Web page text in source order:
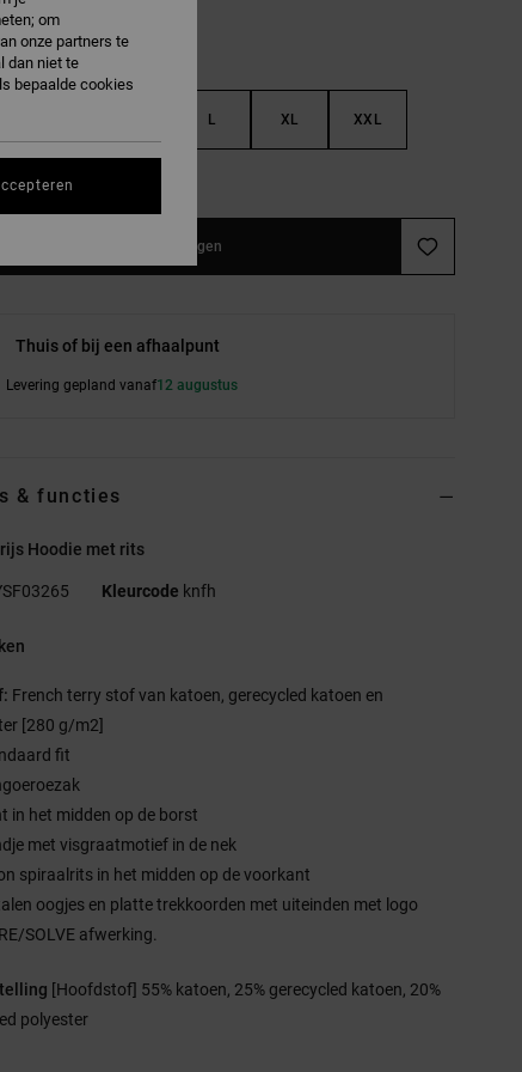
L XL XXL
In winkelwagen
Thuis of bij een afhaalpunt
Levering gepland vanaf12 augustus
& functies
Hoodie met rits
Kleurcode knfh
French terry stof van katoen, gerecycled katoen en
[280 g/m2]
fit
in het midden op de borst
met visgraatmotief in de nek
spiraalrits in het midden op de voorkant
oogjes en platte trekkoorden met uiteinden met logo
SOLVE afwerking.
[Hoofdstof] 55% katoen, 25% gerecycled katoen, 20%
polyester
om
onze partners te
dan niet te
bepaalde cookies